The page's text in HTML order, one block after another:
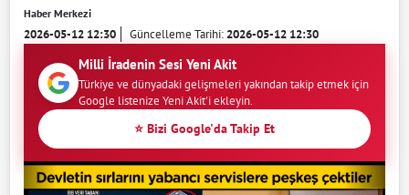
Haber Merkezi
2026-05-12 12:30 Güncelleme Tarihi:2026-05-12 12:30
Milli İradenin Sesi Yeni Akit
Türkiye ve dünyadaki gelişmeleri yakından takip etmek için
Google listenize Yeni Akit'i ekleyin.
⭐ Bizi Google'da Takip Et